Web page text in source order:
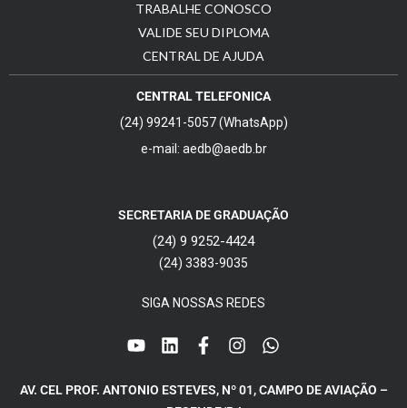
TRABALHE CONOSCO
VALIDE SEU DIPLOMA
CENTRAL DE AJUDA
CENTRAL TELEFONICA
(24) 99241-5057 (WhatsApp)
e-mail: aedb@aedb.br
SECRETARIA DE GRADUAÇÃO
(24) 9 9252-4424
(24) 3383-9035
SIGA NOSSAS REDES
AV. CEL PROF. ANTONIO ESTEVES, Nº 01, CAMPO DE AVIAÇÃO –